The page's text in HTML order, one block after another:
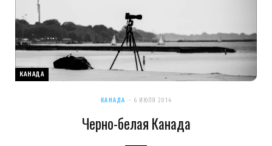
КАНАДА
КАНАДА 6 ИЮЛЯ 2014
Черно-белая Канада